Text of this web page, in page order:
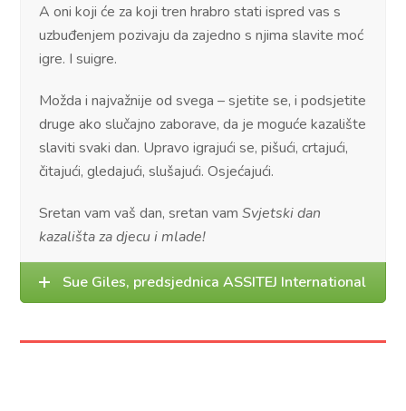
A oni koji će za koji tren hrabro stati ispred vas s
uzbuđenjem pozivaju da zajedno s njima slavite moć
igre. I suigre.
Možda i najvažnije od svega – sjetite se, i podsjetite
druge ako slučajno zaborave, da je moguće kazalište
slaviti svaki dan. Upravo igrajući se, pišući, crtajući,
čitajući, gledajući, slušajući. Osjećajući.
Sretan vam vaš dan, sretan vamSvjetski dan
kazališta za djecu i mlade!
Sue Giles, predsjednica ASSITEJ International